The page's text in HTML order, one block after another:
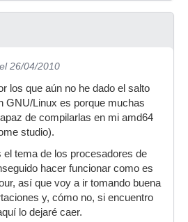
el 26/04/2010
los que aún no he dado el salto
GNU/Linux es porque muchas
de compilarlas en mi amd64
studio).
el tema de los procesadores de
hacer funcionar como es
así que voy a ir tomando buena
y, cómo no, si encuentro
lo dejaré caer.